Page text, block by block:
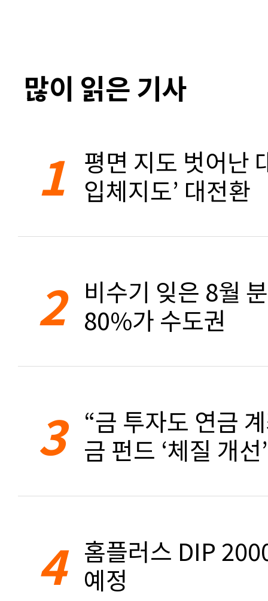
많이 읽은 기사
1 평면 지도 벗어난
입체지도’ 대전환
2 비수기 잊은 8월
80%가 수도권
3 “금 투자도 연금
금 펀드 ‘체질 개선’
4 홈플러스 DIP
예정